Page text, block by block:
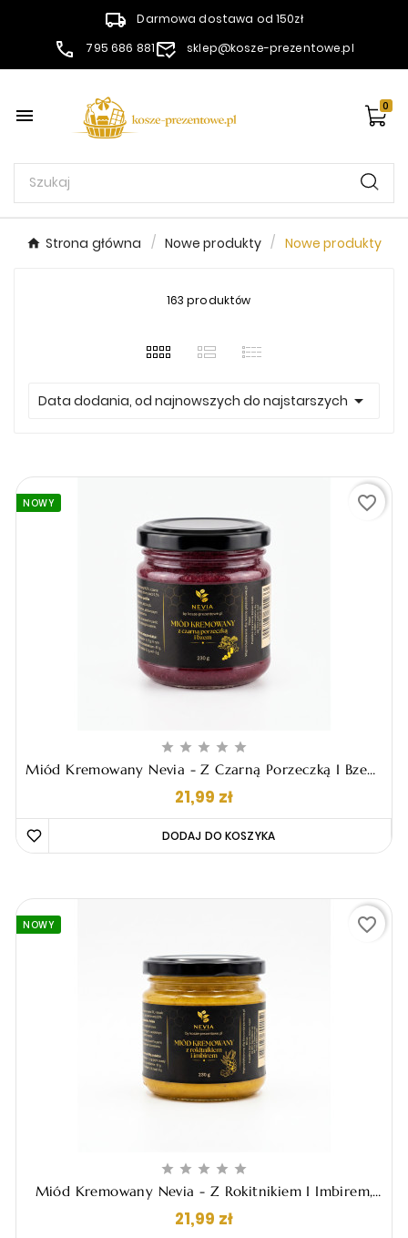
Darmowa dostawa od 150zł
795 686 881
sklep@kosze-prezentowe.pl
 0
Strona główna Nowe produkty Nowe produkty
163 produktów
Data dodania, od najnowszych do najstarszych 
NOWY
    
Miód Kremowany Nevia - Z Czarną Porzeczką I Bzem,
21,99 złCena
favorite_border
NOWY
    
Miód Kremowany Nevia - Z Rokitnikiem I Imbirem,
21,99 złCena
favorite_border